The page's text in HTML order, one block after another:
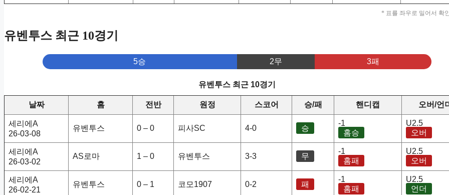
* 표를 좌우로 밀어서 확
유벤투스 최근 10경기
5승 2무 3패
유벤투스 최근 10경기
날짜 홈 전반 원정 스코어 승/패 핸디캡 오버/언
세리에A
26-03-08
유벤투스 0 – 0 피사SC 4-0 승
-1
홈승
U2.5
오버
세리에A
26-03-02
AS로마 1 – 0 유벤투스 3-3 무
-1
홈패
U2.5
오버
세리에A
26-02-21
유벤투스 0 – 1 코모1907 0-2 패
-1
홈패
U2.5
언더